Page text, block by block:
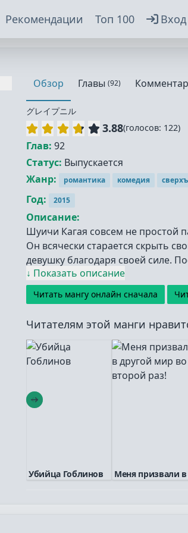
Рекомендации Топ 100 Вход
Обзор Главы (92)
グレイプニル
3.88(голосов: 122)
Глав: 92
Статус: Выпускается
Жанр:
романтика комедия
Год: 2015
Описание:
Шуичи Кагая совсем не простой
Он всячески старается скрыть
девушку благодаря своей силе.
↓ Показать описание
Читать мангу онлайн сначала
Читателям этой манги
Убийца Гоблинов Меня призвали в